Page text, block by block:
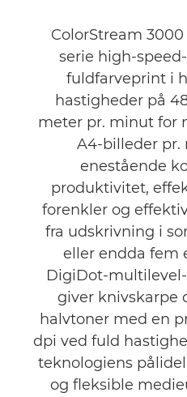
ColorStream
serie high-
fuldfarveprint i
hastigheder på
meter pr. minut for
A4-billeder pr.
enestående
produktivitet,
forenkler og
fra udskrivning i
eller endda fem
DigiDot-
giver knivskarpe
halvtoner med en
dpi ved fuld
teknologiens
og fleksible